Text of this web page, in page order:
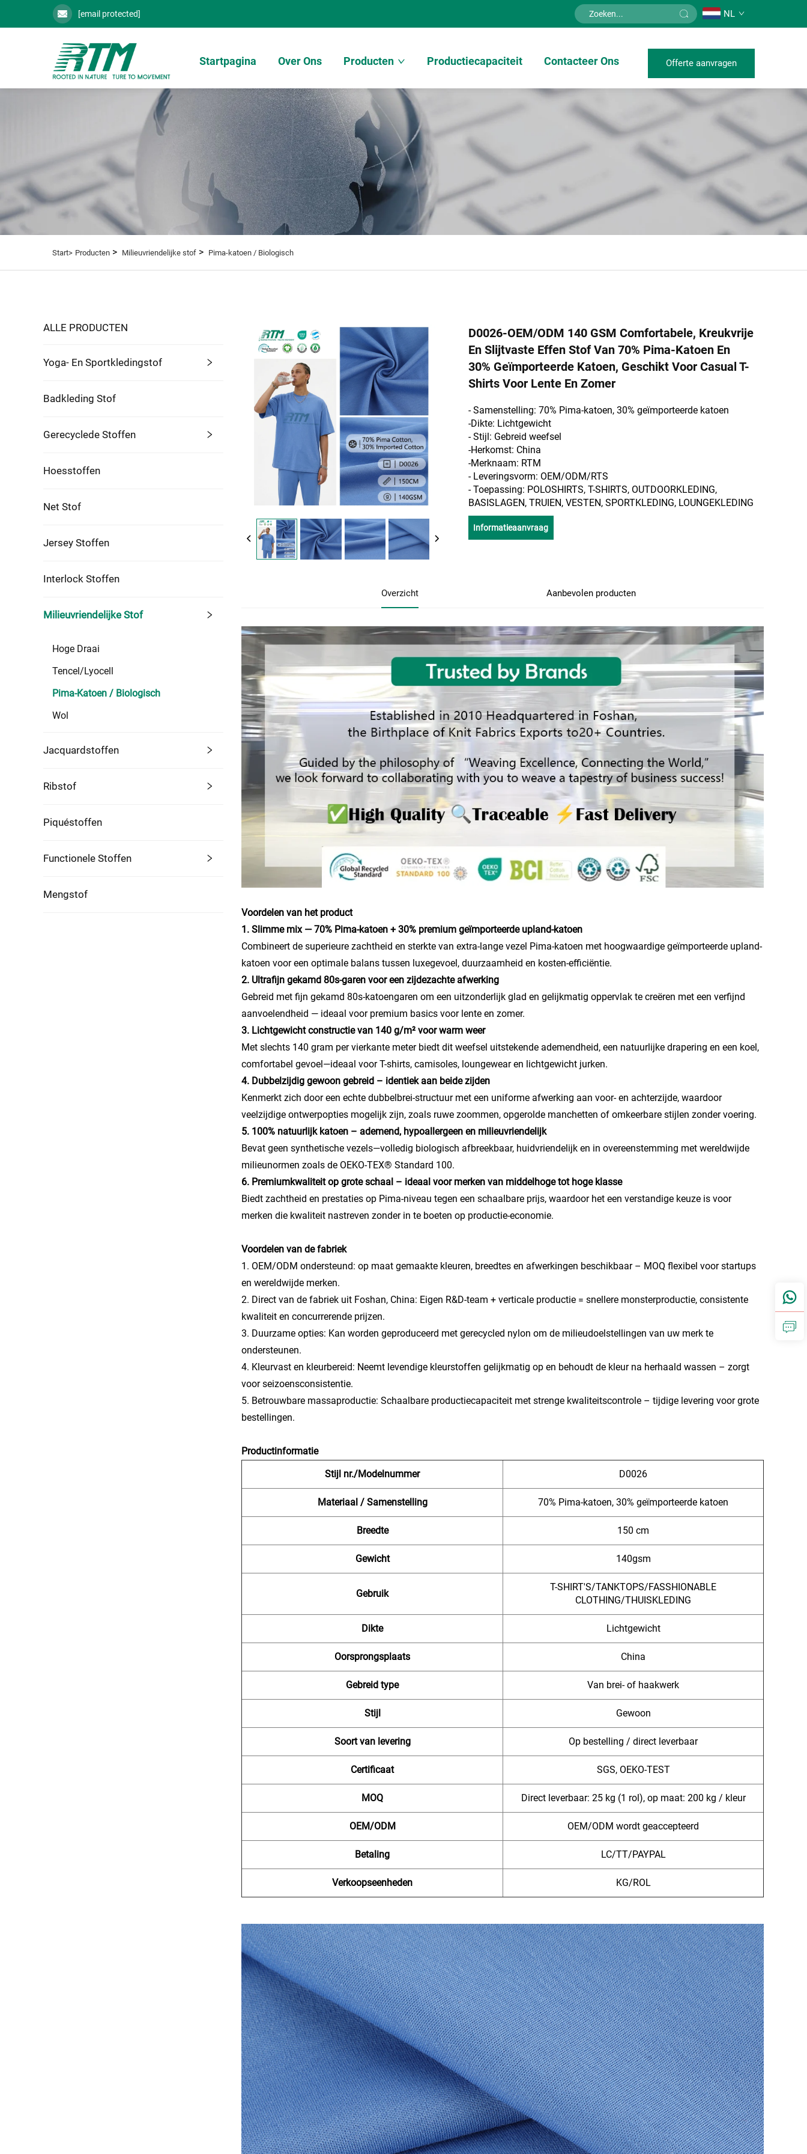
[email protected] NL
Startpagina Over Ons Producten Productiecapaciteit Contacteer Ons Offerte aanvragen
Start> Producten > Milieuvriendelijke stof > Pima-katoen / Biologisch
ALLE PRODUCTEN
Yoga- En Sportkledingstof
Badkleding Stof
Gerecyclede Stoffen
Hoesstoffen
Net Stof
Jersey Stoffen
Interlock Stoffen
Milieuvriendelijke Stof
Hoge Draai
Tencel/Lyocell
Pima-Katoen / Biologisch
Wol
Jacquardstoffen
Ribstof
Piquéstoffen
Functionele Stoffen
Mengstof
D0026-OEM/ODM 140 GSM Comfortabele, Kreukvrije
En Slijtvaste Effen Stof Van 70% Pima-Katoen En
30% Geïmporteerde Katoen, Geschikt Voor Casual T-
Shirts Voor Lente En Zomer
- Samenstelling: 70% Pima-katoen, 30% geïmporteerde katoen
-Dikte: Lichtgewicht
- Stijl: Gebreid weefsel
-Herkomst: China
-Merknaam: RTM
- Leveringsvorm: OEM/ODM/RTS
- Toepassing: POLOSHIRTS, T-SHIRTS, OUTDOORKLEDING,
BASISLAGEN, TRUIEN, VESTEN, SPORTKLEDING, LOUNGEKLEDING
Informatieaanvraag
Overzicht Aanbevolen producten
Voordelen van het product
1. Slimme mix — 70% Pima-katoen + 30% premium geïmporteerde upland-katoen
Combineert de superieure zachtheid en sterkte van extra-lange vezel Pima-katoen met hoogwaardige geïmporteerde upland-
katoen voor een optimale balans tussen luxegevoel, duurzaamheid en kosten-efficiëntie.
2. Ultrafijn gekamd 80s-garen voor een zijdezachte afwerking
Gebreid met fijn gekamd 80s-katoengaren om een uitzonderlijk glad en gelijkmatig oppervlak te creëren met een verfijnd
aanvoelendheid — ideaal voor premium basics voor lente en zomer.
3. Lichtgewicht constructie van 140 g/m² voor warm weer
Met slechts 140 gram per vierkante meter biedt dit weefsel uitstekende ademendheid, een natuurlijke drapering en een koel,
comfortabel gevoel—ideaal voor T-shirts, camisoles, loungewear en lichtgewicht jurken.
4. Dubbelzijdig gewoon gebreid – identiek aan beide zijden
Kenmerkt zich door een echte dubbelbrei-structuur met een uniforme afwerking aan voor- en achterzijde, waardoor
veelzijdige ontwerpopties mogelijk zijn, zoals ruwe zoommen, opgerolde manchetten of omkeerbare stijlen zonder voering.
5. 100% natuurlijk katoen – ademend, hypoallergeen en milieuvriendelijk
Bevat geen synthetische vezels—volledig biologisch afbreekbaar, huidvriendelijk en in overeenstemming met wereldwijde
milieunormen zoals de OEKO-TEX® Standard 100.
6. Premiumkwaliteit op grote schaal – ideaal voor merken van middelhoge tot hoge klasse
Biedt zachtheid en prestaties op Pima-niveau tegen een schaalbare prijs, waardoor het een verstandige keuze is voor
merken die kwaliteit nastreven zonder in te boeten op productie-economie.
Voordelen van de fabriek
1. OEM/ODM ondersteund: op maat gemaakte kleuren, breedtes en afwerkingen beschikbaar – MOQ flexibel voor startups
en wereldwijde merken.
2. Direct van de fabriek uit Foshan, China: Eigen R&D-team + verticale productie = snellere monsterproductie, consistente
kwaliteit en concurrerende prijzen.
3. Duurzame opties: Kan worden geproduceerd met gerecycled nylon om de milieudoelstellingen van uw merk te
ondersteunen.
4. Kleurvast en kleurbereid: Neemt levendige kleurstoffen gelijkmatig op en behoudt de kleur na herhaald wassen – zorgt
voor seizoensconsistentie.
5. Betrouwbare massaproductie: Schaalbare productiecapaciteit met strenge kwaliteitscontrole – tijdige levering voor grote
bestellingen.
Productinformatie
Stijl nr./Modelnummer
D0026
Materiaal / Samenstelling 70% Pima-katoen, 30% geïmporteerde katoen
Breedte 150 cm
Gewicht 140gsm
Gebruik
T-SHIRT'S/TANKTOPS/FASSHIONABLE
CLOTHING/THUISKLEDING
Dikte Lichtgewicht
Oorsprongsplaats China
Gebreid type Van brei- of haakwerk
Stijl Gewoon
Soort van levering Op bestelling / direct leverbaar
Certificaat SGS, OEKO-TEST
MOQ Direct leverbaar: 25 kg (1 rol), op maat: 200 kg / kleur
OEM/ODM OEM/ODM wordt geaccepteerd
Betaling LC/TT/PAYPAL
Verkoopseenheden KG/ROL